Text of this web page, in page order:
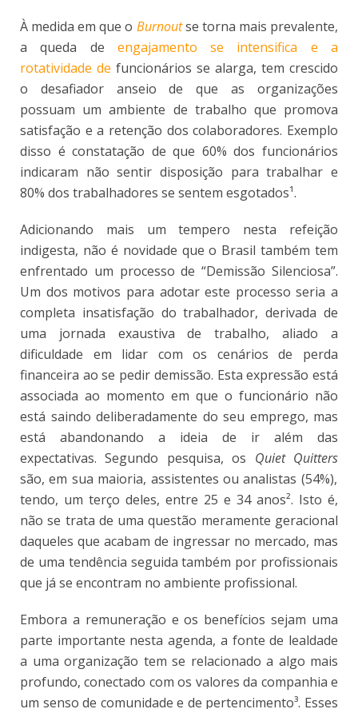
À medida em que o Burnout se torna mais prevalente,
a queda de engajamento se intensifica e a
rotatividade de funcionários se alarga, tem crescido
o desafiador anseio de que as organizações
possuam um ambiente de trabalho que promova
satisfação e a retenção dos colaboradores. Exemplo
disso é constatação de que 60% dos funcionários
indicaram não sentir disposição para trabalhar e
80% dos trabalhadores se sentem esgotados¹.
Adicionando mais um tempero nesta refeição
indigesta, não é novidade que o Brasil também tem
enfrentado um processo de “Demissão Silenciosa”.
Um dos motivos para adotar este processo seria a
completa insatisfação do trabalhador, derivada de
uma jornada exaustiva de trabalho, aliado a
dificuldade em lidar com os cenários de perda
financeira ao se pedir demissão. Esta expressão está
associada ao momento em que o funcionário não
está saindo deliberadamente do seu emprego, mas
está abandonando a ideia de ir além das
expectativas. Segundo pesquisa, os Quiet Quitters
são, em sua maioria, assistentes ou analistas (54%),
tendo, um terço deles, entre 25 e 34 anos². Isto é,
não se trata de uma questão meramente geracional
daqueles que acabam de ingressar no mercado, mas
de uma tendência seguida também por profissionais
que já se encontram no ambiente profissional.
Embora a remuneração e os benefícios sejam uma
parte importante nesta agenda, a fonte de lealdade
a uma organização tem se relacionado a algo mais
profundo, conectado com os valores da companhia e
um senso de comunidade e de pertencimento³. Esses